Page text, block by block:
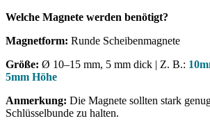
Welche Magnete werden benötigt?
Magnetform: Runde Scheibenmagnete
Größe: Ø 10–15 mm, 5 mm dick | Z. B.:
5mm Höhe
Anmerkung: Die Magnete sollten stark
Schlüsselbunde zu halten.